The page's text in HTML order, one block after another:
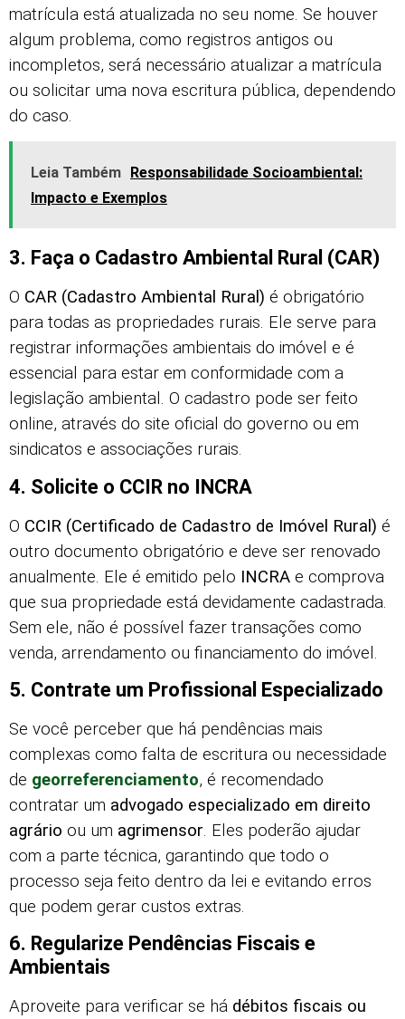
matrícula está atualizada no seu nome. Se houver
algum problema, como registros antigos ou
incompletos, será necessário atualizar a matrícula
ou solicitar uma nova escritura pública, dependendo
do caso.
Leia Também
Responsabilidade Socioambiental:
Impacto e Exemplos
3. Faça o Cadastro Ambiental Rural (CAR)
O CAR (Cadastro Ambiental Rural) é obrigatório
para todas as propriedades rurais. Ele serve para
registrar informações ambientais do imóvel e é
essencial para estar em conformidade com a
legislação ambiental. O cadastro pode ser feito
online, através do site oficial do governo ou em
sindicatos e associações rurais.
4. Solicite o CCIR no INCRA
O CCIR (Certificado de Cadastro de Imóvel Rural) é
outro documento obrigatório e deve ser renovado
anualmente. Ele é emitido pelo INCRA e comprova
que sua propriedade está devidamente cadastrada.
Sem ele, não é possível fazer transações como
venda, arrendamento ou financiamento do imóvel.
5. Contrate um Profissional Especializado
Se você perceber que há pendências mais
complexas como falta de escritura ou necessidade
de georreferenciamento, é recomendado
contratar um advogado especializado em direito
agrário ou um agrimensor. Eles poderão ajudar
com a parte técnica, garantindo que todo o
processo seja feito dentro da lei e evitando erros
que podem gerar custos extras.
6. Regularize Pendências Fiscais e
Ambientais
Aproveite para verificar se há débitos fiscais ou